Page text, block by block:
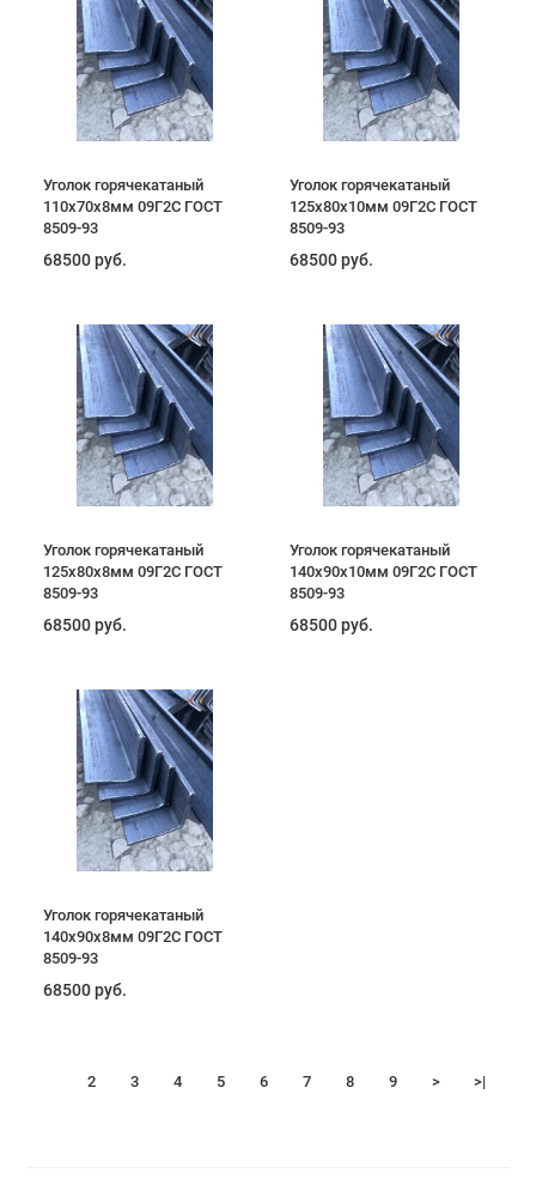
Уголок горячекатаный
110х70х8мм 09Г2С ГОСТ
8509-93
68500 руб.
Уголок горячекатаный
125х80х10мм 09Г2С ГОСТ
8509-93
68500 руб.
Уголок горячекатаный
125х80х8мм 09Г2С ГОСТ
8509-93
68500 руб.
Уголок горячекатаный
140х90х10мм 09Г2С ГОСТ
8509-93
68500 руб.
Уголок горячекатаный
140х90х8мм 09Г2С ГОСТ
8509-93
68500 руб.
2 3 4 5 6 7 8 9 > >|